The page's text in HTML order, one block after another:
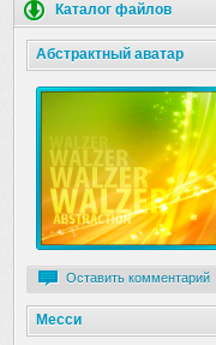
Каталог файлов
Абстрактный аватар
Оставить комментарий
Месси